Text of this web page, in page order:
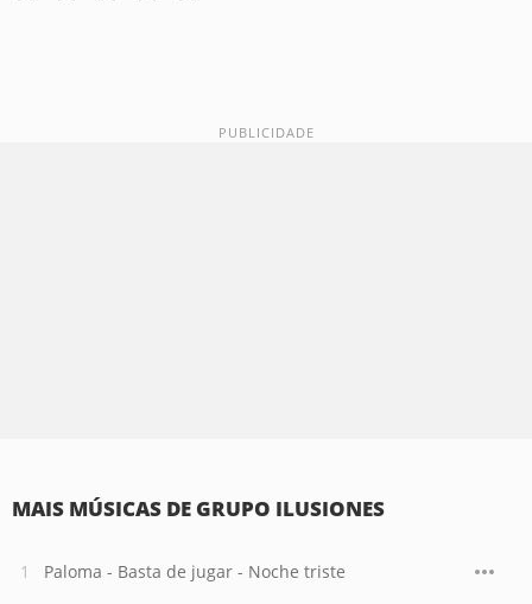
MAIS MÚSICAS DE GRUPO ILUSIONES
Paloma - Basta de jugar - Noche triste